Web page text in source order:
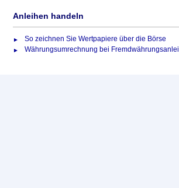
Anleihen handeln
So zeichnen Sie Wertpapiere über die Börse
Währungsumrechnung bei